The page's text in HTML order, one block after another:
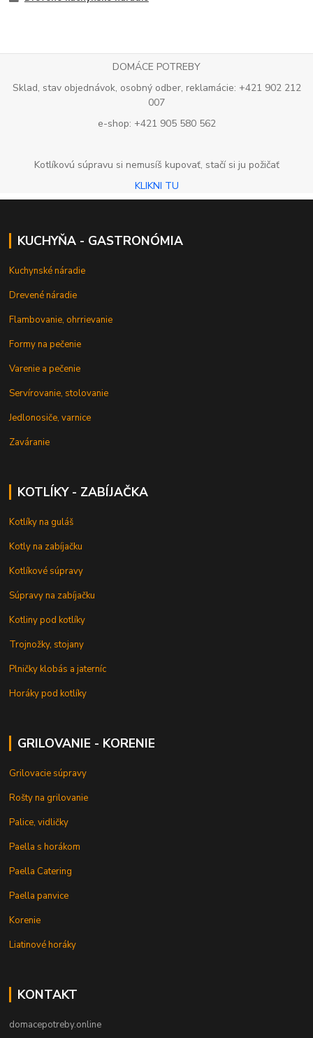
DOMÁCE POTREBY
Sklad, stav objednávok, osobný odber, reklamácie: +421 902 212
007
e-shop: +421 905 580 562
Kotlíkovú súpravu si nemusíš kupovať, stačí si ju požičať
KLIKNI TU
KUCHYŇA - GASTRONÓMIA
Kuchynské náradie
Drevené náradie
Flambovanie, ohrrievanie
Formy na pečenie
Varenie a pečenie
Servírovanie, stolovanie
Jedlonosiče, varnice
Zaváranie
KOTLÍKY - ZABÍJAČKA
Kotlíky na guláš
Kotly na zabíjačku
Kotlíkové súpravy
Súpravy na zabíjačku
Kotliny pod kotlíky
Trojnožky, stojany
Plničky klobás a jaterníc
Horáky pod kotlíky
GRILOVANIE - KORENIE
Grilovacie súpravy
Rošty na grilovanie
Palice, vidličky
Paella s horákom
Paella Catering
Paella panvice
Korenie
Liatinové horáky
KONTAKT
domacepotreby.online